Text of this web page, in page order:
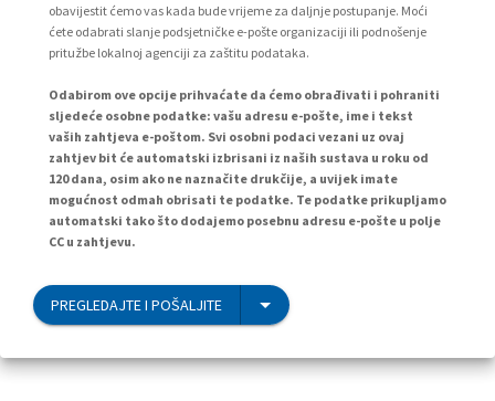
obavijestit ćemo vas kada bude vrijeme za daljnje postupanje. Moći
ćete odabrati slanje podsjetničke e-pošte organizaciji ili podnošenje
pritužbe lokalnoj agenciji za zaštitu podataka.
Odabirom ove opcije prihvaćate da ćemo obrađivati i pohraniti
sljedeće osobne podatke: vašu adresu e-pošte, ime i tekst
vaših zahtjeva e-poštom. Svi osobni podaci vezani uz ovaj
zahtjev bit će automatski izbrisani iz naših sustava u roku od
120 dana, osim ako ne naznačite drukčije, a uvijek imate
mogućnost odmah obrisati te podatke. Te podatke prikupljamo
automatski tako što dodajemo posebnu adresu e-pošte u polje
CC u zahtjevu.
PREGLEDAJTE I POŠALJITE